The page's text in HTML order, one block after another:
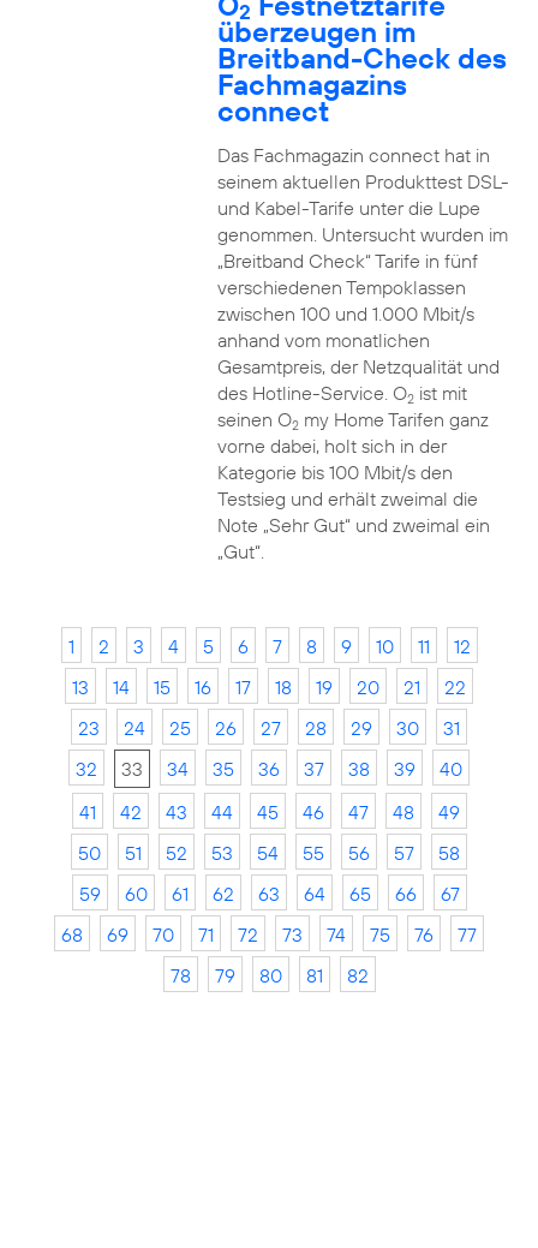
2
überzeugen im
Breitband-Check des
Fachmagazins
connect
Das Fachmagazin connect hat in
seinem aktuellen Produkttest DSL-
und Kabel-Tarife unter die Lupe
genommen. Untersucht wurden im
„Breitband Check“ Tarife in fünf
verschiedenen Tempoklassen
zwischen 100 und 1.000 Mbit/s
anhand vom monatlichen
Gesamtpreis, der Netzqualität und
des Hotline-Service. O2ist mit
seinen O2my Home Tarifen ganz
vorne dabei, holt sich in der
Kategorie bis 100 Mbit/s den
Testsieg und erhält zweimal die
Note „Sehr Gut“ und zweimal ein
„Gut“.
1 2 3 4 5 6 7 8 9 10 11
12
13
14 15 16 17 18 19 20 21
22
23
24 25 26 27 28 29 30
31
32
33 34 35 36 37 38 39
40
41
42 43 44 45 46 47 48
49
50
51 52 53 54 55 56 57
58
59
60 61 62 63 64 65 66
67
68
69 70 71 72 73 74 75 76
77
78
79 80 81 82